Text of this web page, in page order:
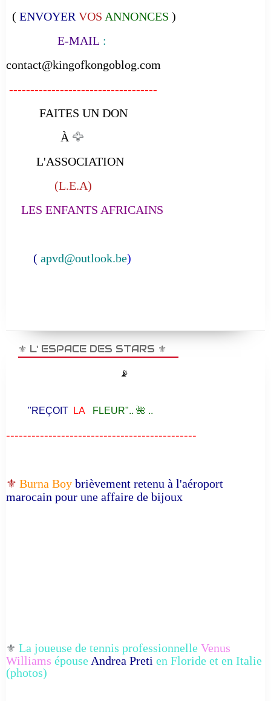
( ENVOYER VOS ANNONCES )
E-MAIL :
contact@kingofkongoblog.com
-----------------------------------
FAITES UN DON
À 🦅
L'ASSOCIATION
(L.E.A)
LES ENFANTS AFRICAINS
( apvd@outlook.be)
⚜️ L' ESPACE DES STARS ⚜️
📡
"REÇOIT LA FLEUR".. 🌺 ..
---------------------------------------------
⚜️ Burna Boy brièvement retenu à l'aéroport
marocain pour une affaire de bijoux
⚜️ La joueuse de tennis professionnelle Venus
Williams épouse Andrea Preti en Floride et en Italie
(photos)